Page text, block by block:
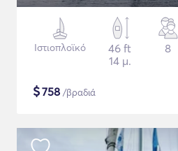
Ιστιοπλοϊκό
46 ft
14 μ.
8
$758 /βραδιά